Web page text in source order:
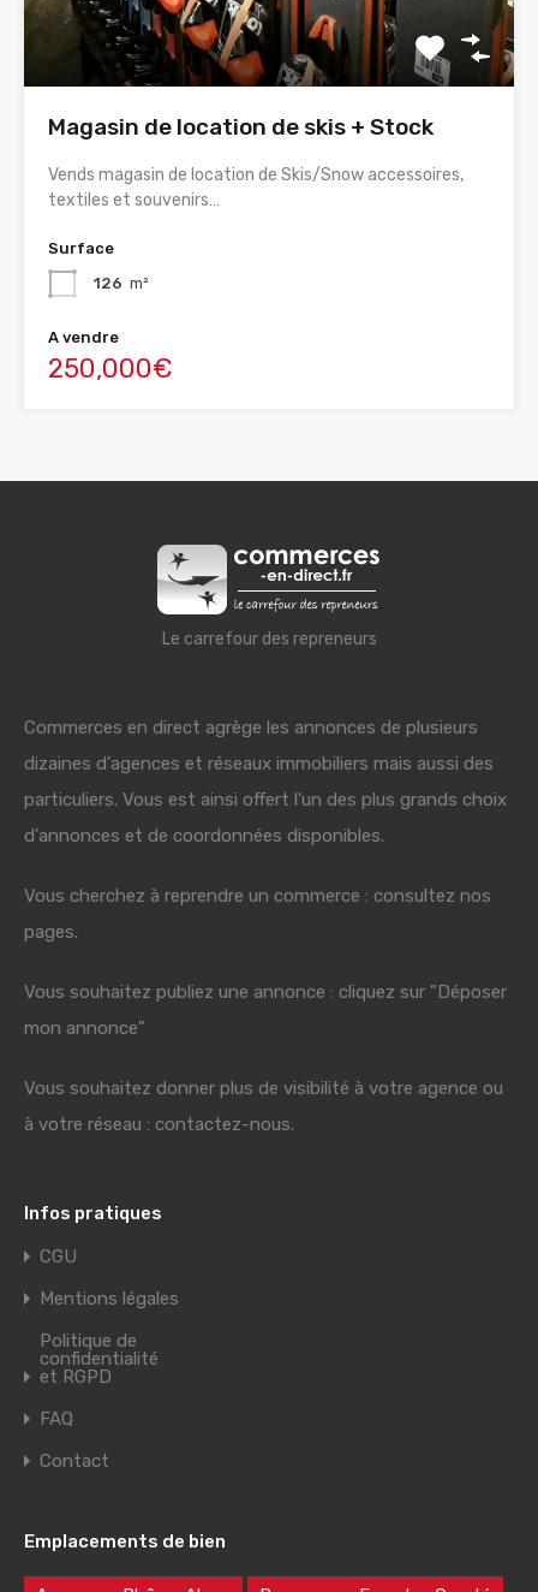
Magasin de location de skis + Stock
Vends magasin de location de Skis/Snow accessoires,
textiles et souvenirs…
Surface
126 m²
A vendre
250,000€
Le carrefour des repreneurs
Commerces en direct agrège les annonces de plusieurs
dizaines d'agences et réseaux immobiliers mais aussi des
particuliers. Vous est ainsi offert l'un des plus grands choix
d'annonces et de coordonnées disponibles.
Vous cherchez à reprendre un commerce : consultez nos
pages.
Vous souhaitez publiez une annonce : cliquez sur "Déposer
mon annonce"
Vous souhaitez donner plus de visibilité à votre agence ou
à votre réseau : contactez-nous.
Infos pratiques
CGU
Mentions légales
Politique de
confidentialité
et RGPD
FAQ
Contact
Emplacements de bien